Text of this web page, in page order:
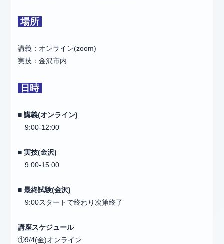
場所
講義：オンライン(zoom)
実技：金沢市内
日時
■ 講義(オンライン)
9:00-12:00
■ 実技(金沢)
9:00-15:00
■ 最終試験(金沢)
9:00スタートで終わり次第終了
講座スケジュール
①9/4(金)オンライン